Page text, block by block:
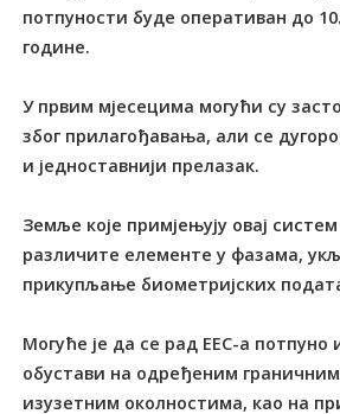
потпуности буде оперативан до
године.
У првим мјесецима могући су
због прилагођавања, али се
и једноставнији прелазак.
Земље које примјењују овај
различите елементе у фазама,
прикупљање биометријских
Могуће је да се рад ЕЕС-а потпуно
обустави на одређеним
изузетним околностима, као на